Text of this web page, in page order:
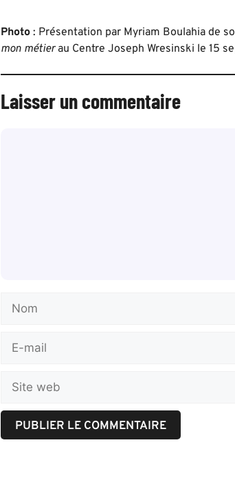
Photo : Présentation par Myriam Boulahia de
mon métierau Centre Joseph Wresinski le 15
Laisser un commentaire